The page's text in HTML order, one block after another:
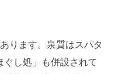
ります。泉質はスパタ
ぐし処」も併設されて